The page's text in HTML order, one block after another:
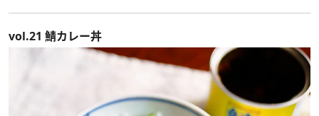
vol.21 鯖カレー丼